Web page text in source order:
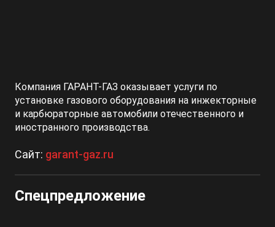
Компания ГАРАНТ-ГАЗ оказывает услуги по
установке газового оборудования на инжекторные
и карбюраторные автомобили отечественного и
иностранного производства.
Сайт: garant-gaz.ru
Спецпредложение